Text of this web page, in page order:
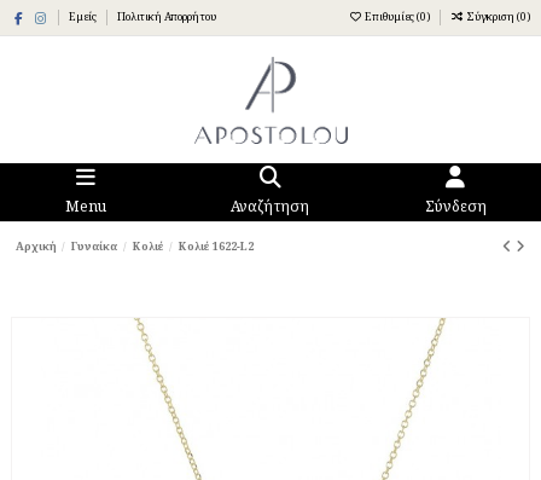
Εμείς Πολιτική Απορρήτου Επιθυμίες (0) Σύγκριση (0)
Menu Αναζήτηση Σύνδεση
Αρχική Γυναίκα Κολιέ Κολιέ 1622-L2